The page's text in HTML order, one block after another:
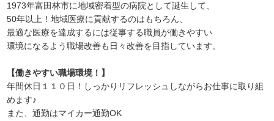
1973年富田林市に地域密着型の病院として誕生して、
50年以上！地域医療に貢献するのはもちろん、
最適な医療を達成するには従事する職員が働きやすい
環境になるよう職場改善も日々改善を目指しています。
【働きやすい職場環境！】
年間休日１１０日！しっかりリフレッシュしながらお仕事に取り組
めます♪
また、通勤はマイカー通勤OK